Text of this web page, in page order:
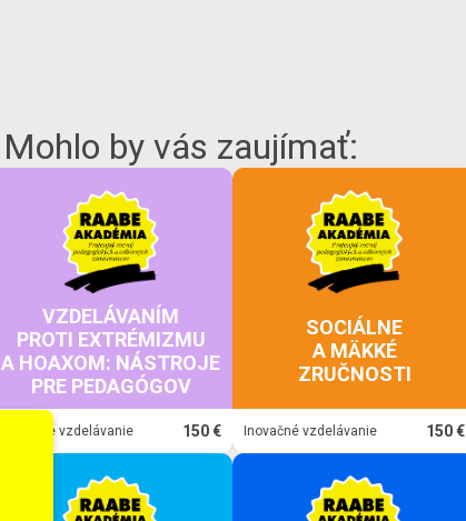
Mohlo by vás zaujímať:
VZDELÁVANÍM
PROTI EXTRÉMIZMU
A HOAXOM: NÁSTROJE
PRE PEDAGÓGOV
Inovačné vzdelávanie 150 €
SOCIÁLNE
A MÄKKÉ
ZRUČNOSTI
Inovačné vzdelávanie 150 €